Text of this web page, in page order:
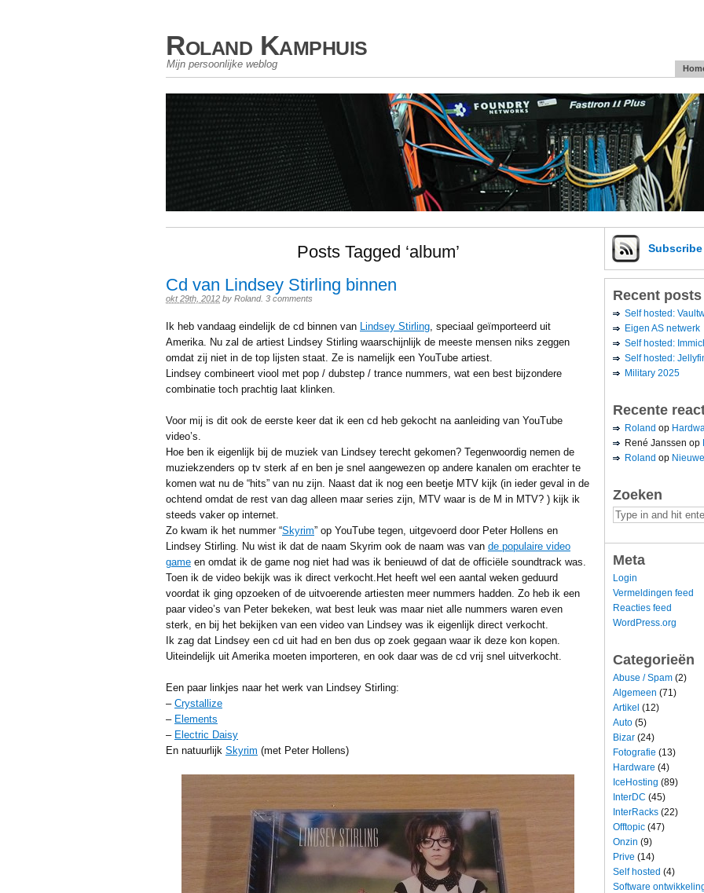
Roland Kamphuis
Mijn persoonlijke weblog
Posts Tagged ‘album’
Cd van Lindsey Stirling binnen
okt 29th, 2012 by Roland. 3 comments
Ik heb vandaag eindelijk de cd binnen van Lindsey Stirling, speciaal geïmporteerd uit
Amerika. Nu zal de artiest Lindsey Stirling waarschijnlijk de meeste mensen niks zeggen
omdat zij niet in de top lijsten staat. Ze is namelijk een YouTube artiest.
Lindsey combineert viool met pop / dubstep / trance nummers, wat een best bijzondere
combinatie toch prachtig laat klinken.
Voor mij is dit ook de eerste keer dat ik een cd heb gekocht na aanleiding van YouTube
video’s.
Hoe ben ik eigenlijk bij de muziek van Lindsey terecht gekomen? Tegenwoordig nemen de
muziekzenders op tv sterk af en ben je snel aangewezen op andere kanalen om erachter te
komen wat nu de “hits” van nu zijn. Naast dat ik nog een beetje MTV kijk (in ieder geval in de
ochtend omdat de rest van dag alleen maar series zijn, MTV waar is de M in MTV? ) kijk ik
steeds vaker op internet.
Zo kwam ik het nummer “Skyrim” op YouTube tegen, uitgevoerd door Peter Hollens en
Lindsey Stirling. Nu wist ik dat de naam Skyrim ook de naam was van de populaire video
game en omdat ik de game nog niet had was ik benieuwd of dat de officiële soundtrack was.
Toen ik de video bekijk was ik direct verkocht.Het heeft wel een aantal weken geduurd
voordat ik ging opzoeken of de uitvoerende artiesten meer nummers hadden. Zo heb ik een
paar video’s van Peter bekeken, wat best leuk was maar niet alle nummers waren even
sterk, en bij het bekijken van een video van Lindsey was ik eigenlijk direct verkocht.
Ik zag dat Lindsey een cd uit had en ben dus op zoek gegaan waar ik deze kon kopen.
Uiteindelijk uit Amerika moeten importeren, en ook daar was de cd vrij snel uitverkocht.
Een paar linkjes naar het werk van Lindsey Stirling:
– Crystallize
– Elements
– Electric Daisy
En natuurlijk Skyrim (met Peter Hollens)
Subscribe
Recent posts
Self hosted:
Eigen AS netwerk
Self hosted:
Self hosted:
Military 2025
Recente
Roland op
René Janssen op
Roland op
Zoeken
Meta
Login
Vermeldingen feed
Reacties feed
WordPress.org
Categorieën
Abuse / Spam (2)
Algemeen (71)
Artikel (12)
Auto (5)
Bizar (24)
Fotografie (13)
Hardware (4)
IceHosting (89)
InterDC (45)
InterRacks (22)
Offtopic (47)
Onzin (9)
Prive (14)
Self hosted (4)
Software